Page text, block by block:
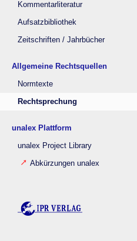
Kommentarliteratur
Aufsatzbibliothek
Zeitschriften / Jahrbücher
Allgemeine Rechtsquellen
Normtexte
Rechtsprechung
unalex Plattform
unalex Project Library
Abkürzungen unalex